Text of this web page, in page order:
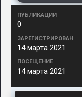
ПУБЛИКАЦИИ
0
ЗАРЕГИСТРИРОВАН
14 марта 2021
ПОСЕЩЕНИЕ
14 марта 2021